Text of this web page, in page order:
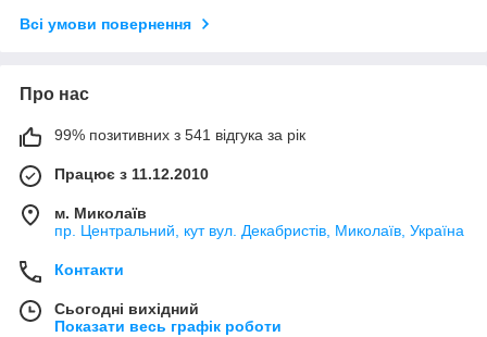
Всі умови повернення
Про нас
99% позитивних з 541 відгука за рік
Працює з 11.12.2010
м. Миколаїв
пр. Центральний, кут вул. Декабристів, Миколаїв, Україна
Контакти
Сьогодні вихідний
Показати весь графік роботи